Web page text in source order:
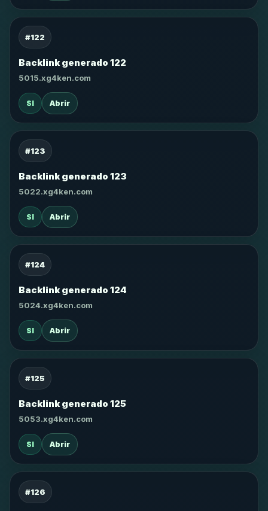
#122
Backlink generado 122
5015.xg4ken.com
SI Abrir
#123
Backlink generado 123
5022.xg4ken.com
SI Abrir
#124
Backlink generado 124
5024.xg4ken.com
SI Abrir
#125
Backlink generado 125
5053.xg4ken.com
SI Abrir
#126